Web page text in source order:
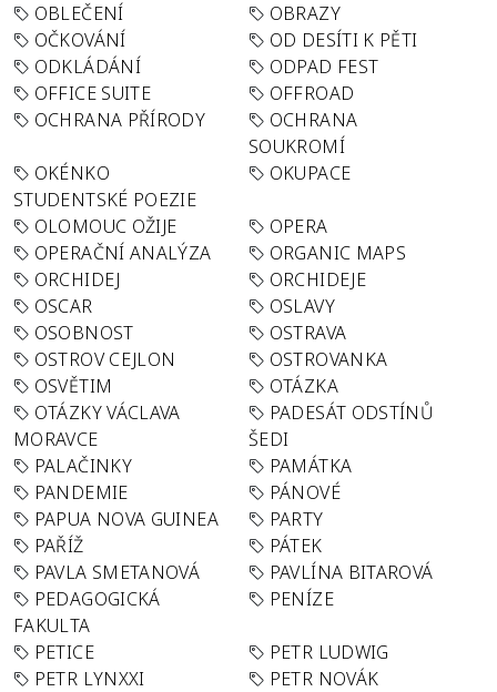
OBLEČENÍ
OBRAZY
OČKOVÁNÍ
OD DESÍTI K PĚTI
ODKLÁDÁNÍ
ODPAD FEST
OFFICE SUITE
OFFROAD
OCHRANA PŘÍRODY
OCHRANA
SOUKROMÍ
OKÉNKO
STUDENTSKÉ POEZIE
OKUPACE
OLOMOUC OŽIJE
OPERA
OPERAČNÍ ANALÝZA
ORGANIC MAPS
ORCHIDEJ
ORCHIDEJE
OSCAR
OSLAVY
OSOBNOST
OSTRAVA
OSTROV CEJLON
OSTROVANKA
OSVĚTIM
OTÁZKA
OTÁZKY VÁCLAVA
MORAVCE
PADESÁT ODSTÍNŮ
ŠEDI
PALAČINKY
PAMÁTKA
PANDEMIE
PÁNOVÉ
PAPUA NOVA GUINEA
PARTY
PAŘÍŽ
PÁTEK
PAVLA SMETANOVÁ
PAVLÍNA BITAROVÁ
PEDAGOGICKÁ
FAKULTA
PENÍZE
PETICE
PETR LUDWIG
PETR LYNXXI
PETR NOVÁK